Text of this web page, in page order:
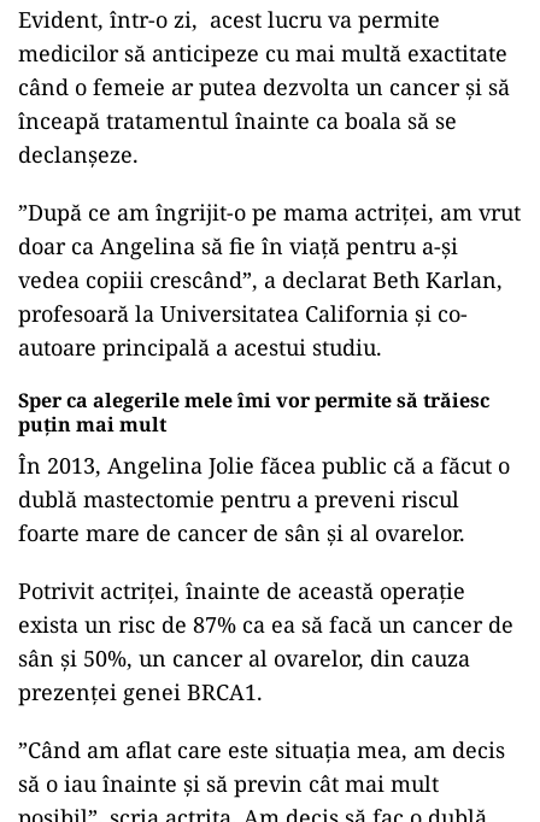
Evident, într-o zi, acest lucru va permite
medicilor să anticipeze cu mai multă exactitate
când o femeie ar putea dezvolta un cancer și să
înceapă tratamentul înainte ca boala să se
declanșeze.
”După ce am îngrijit-o pe mama actriței, am vrut
doar ca Angelina să fie în viață pentru a-și
vedea copiii crescând”, a declarat Beth Karlan,
profesoară la Universitatea California și co-
autoare principală a acestui studiu.
Sper ca alegerile mele îmi vor permite să trăiesc
puțin mai mult
În 2013, Angelina Jolie făcea public că a făcut o
dublă mastectomie pentru a preveni riscul
foarte mare de cancer de sân și al ovarelor.
Potrivit actriței, înainte de această operație
exista un risc de 87% ca ea să facă un cancer de
sân și 50%, un cancer al ovarelor, din cauza
prezenței genei BRCA1.
”Când am aflat care este situația mea, am decis
să o iau înainte și să previn cât mai mult